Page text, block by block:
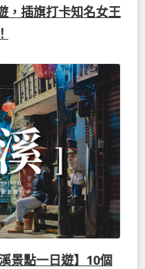
，插旗打卡知名女王
景點一日遊】10個